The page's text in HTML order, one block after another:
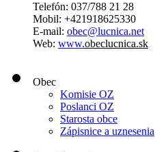
Telefón: 037/788 21 28
Mobil: +421918625330
E-mail: obec@lucnica.net
Web: www.obeclucnica.sk
Obec
Komisie OZ
Poslanci OZ
Starosta obce
Zápisnice a uznesenia